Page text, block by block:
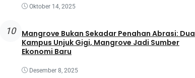
Oktober 14, 2025
10
Mangrove Bukan Sekadar Penahan Abrasi: Dua
Kampus Unjuk Gigi, Mangrove Jadi Sumber
Ekonomi Baru
Desember 8, 2025